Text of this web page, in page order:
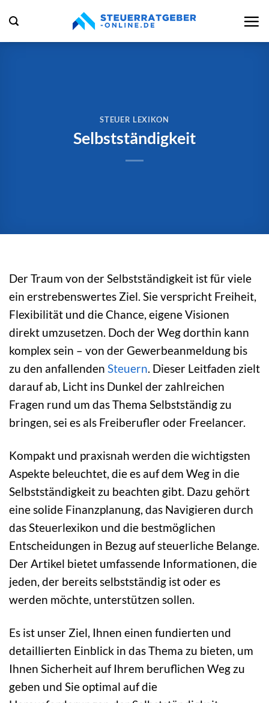
Inhalt
springen
STEUER LEXIKON
Selbstständigkeit
Der Traum von der Selbstständigkeit ist für viele
ein erstrebenswertes Ziel. Sie verspricht Freiheit,
Flexibilität und die Chance, eigene Visionen
direkt umzusetzen. Doch der Weg dorthin kann
komplex sein – von der Gewerbeanmeldung bis
zu den anfallenden Steuern. Dieser Leitfaden zielt
darauf ab, Licht ins Dunkel der zahlreichen
Fragen rund um das Thema Selbstständig zu
bringen, sei es als Freiberufler oder Freelancer.
Kompakt und praxisnah werden die wichtigsten
Aspekte beleuchtet, die es auf dem Weg in die
Selbstständigkeit zu beachten gibt. Dazu gehört
eine solide Finanzplanung, das Navigieren durch
das Steuerlexikon und die bestmöglichen
Entscheidungen in Bezug auf steuerliche Belange.
Der Artikel bietet umfassende Informationen, die
jeden, der bereits selbstständig ist oder es
werden möchte, unterstützen sollen.
Es ist unser Ziel, Ihnen einen fundierten und
detaillierten Einblick in das Thema zu bieten, um
Ihnen Sicherheit auf Ihrem beruflichen Weg zu
geben und Sie optimal auf die